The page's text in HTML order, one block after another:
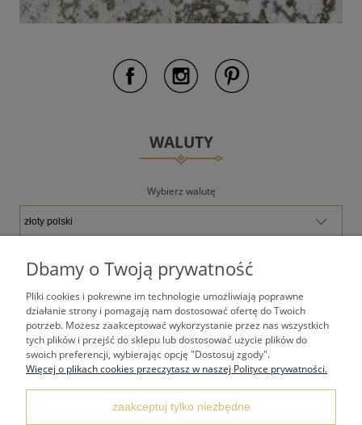
WALUTY
Wybierz walutę
TWOJE KONTO
PŁATNOŚCI I DOSTAWA
REGULAMINY
Dbamy o Twoją prywatność
Pliki cookies i pokrewne im technologie umożliwiają poprawne
działanie strony i pomagają nam dostosować ofertę do Twoich
potrzeb. Możesz zaakceptować wykorzystanie przez nas wszystkich
tych plików i przejść do sklepu lub dostosować użycie plików do
swoich preferencji, wybierając opcję "Dostosuj zgody".
Więcej o plikach cookies przeczytasz w naszej Polityce prywatności.
zaakceptuj tylko niezbędne